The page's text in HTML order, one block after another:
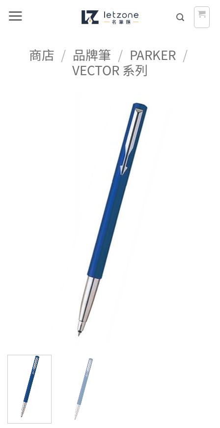
商店 / 品牌筆 / PARKER /
VECTOR 系列